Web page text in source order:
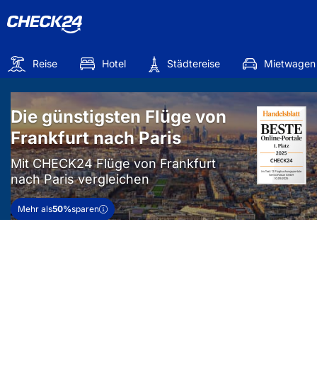
Reise Hotel Städtereise Mietwagen
Die günstigsten Flüge von
Frankfurt nach Paris
Mit CHECK24 Flüge von Frankfurt
nach Paris vergleichen
Mehr als50%sparen